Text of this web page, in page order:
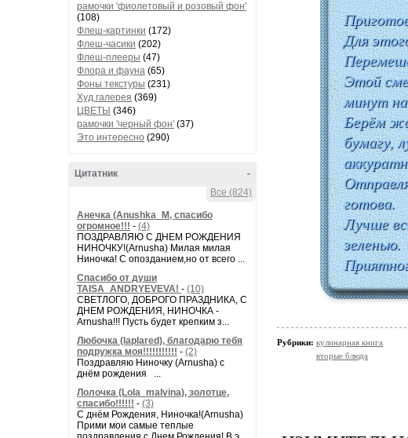
рамочки 'фиолетовый и розовый фон'
(108)
Флеш-картинки (172)
Флеш-часики (202)
Флеш-плееры (47)
Флора и фауна (65)
Фоны текстуры (231)
Худ.галерея (369)
ЦВЕТЫ (346)
рамочки 'черный фон' (37)
Это интересно (290)
-
Цитатник
Все (824)
Анечка (Anushka_M, спасибо
огромное!!! - (4)
ПОЗДРАВЛЯЮ С ДНЕМ РОЖДЕНИЯ
НИНОЧКУ!(Arnusha) Милая милая
Ниночка! С опозданием,но от всего ...
Спасибо от души
TAISA_ANDRYEVEVA! - (10)
СВЕТЛОГО, ДОБРОГО ПРАЗДНИКА, С
ДНЕМ РОЖДЕНИЯ, НИНОЧКА -
Arnusha!!! Пусть будет крепким з...
Любочка (laplared), благодарю тебя
подружка моя!!!!!!!!!!! - (2)
Поздравляю Ниночку (Arnusha) с
днём рождения ...
Лолочка (Lola_malvina), золотце,
спасибо!!!!!! - (3)
С днём Рождения, Ниночка!(Аrnusha)
Прими мои самые теплые
Для
Этой
минут
Берём
бумагу,
готова.
Лучше
зеленью.
Рубрики: кулинарная книга
вторые блюда